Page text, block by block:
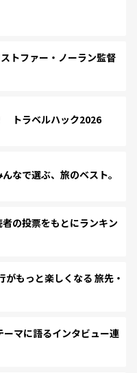
トファー・ノーラン監督
トラベルハック2026
なで選ぶ、旅のベスト。
の投票をもとにランキン
もっと楽しくなる 旅先・
マに語るインタビュー連